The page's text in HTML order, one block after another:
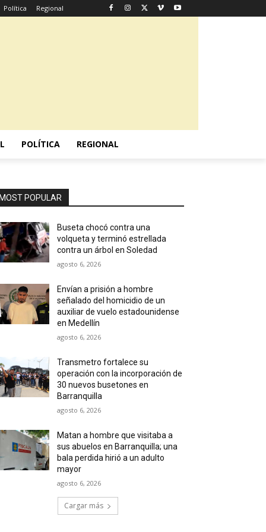
Política Regional
POLÍTICA REGIONAL
MOST POPULAR
Buseta chocó contra una
volqueta y terminó estrellada
contra un árbol en Soledad
agosto 6, 2026
Envían a prisión a hombre
señalado del homicidio de un
auxiliar de vuelo estadounidense
en Medellín
agosto 6, 2026
Transmetro fortalece su
operación con la incorporación de
30 nuevos busetones en
Barranquilla
agosto 6, 2026
Matan a hombre que visitaba a
sus abuelos en Barranquilla; una
bala perdida hirió a un adulto
mayor
agosto 6, 2026
Cargar más